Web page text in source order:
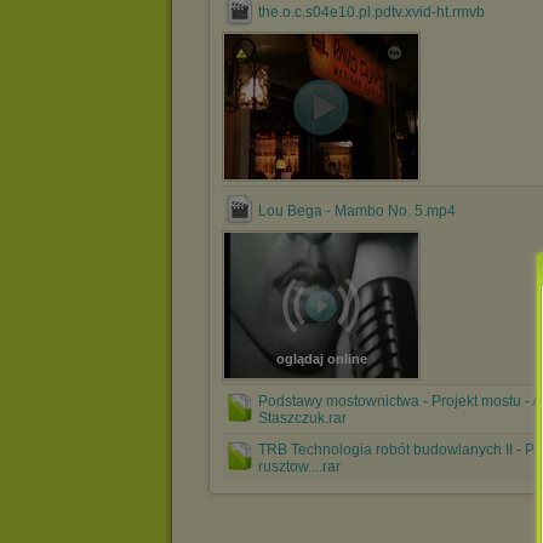
the.o.c.s04e10.pl.pdtv.xvid-ht.rmvb
Lou Bega - Mambo No. 5.mp4
oglądaj online
Podstawy mostownictwa - Projekt mostu -
Staszczuk.rar
TRB Technologia robót budowlanych II -
rusztow....rar